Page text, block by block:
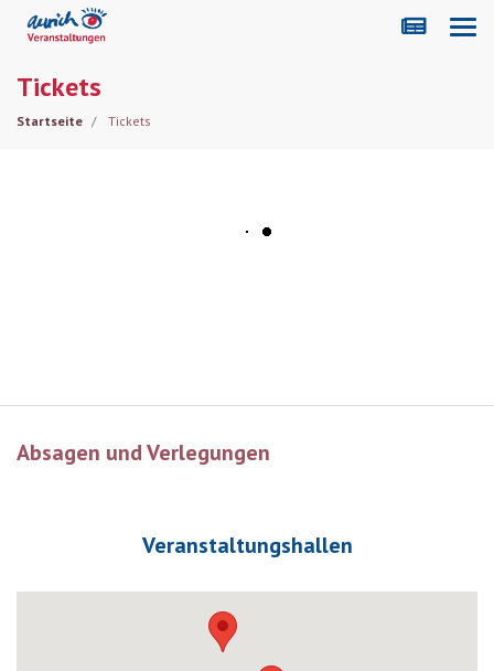
Tickets
Startseite Tickets
Absagen und Verlegungen
Veranstaltungshallen